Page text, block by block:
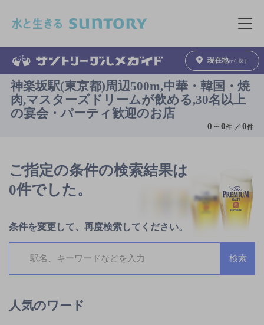
メニュ
現在地から探す
神楽坂駅(東京都)周辺500m,中華・韓国・焼
肉,マスターズドリームが飲める,30名以上
の宴会・パーティ歓迎のお店
0 ～0件 ／0件
ご指定の条件の検索結果は
0件でした。
条件を変更して、再度検索してください。
人気のワード